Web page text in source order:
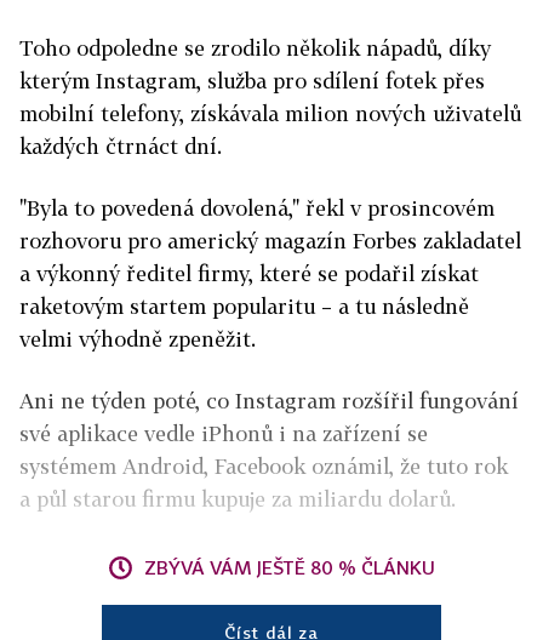
Toho odpoledne se zrodilo několik nápadů, díky
kterým Instagram, služba pro sdílení fotek přes
mobilní telefony, získávala milion nových uživatelů
každých čtrnáct dní.
"Byla to povedená dovolená," řekl v prosincovém
rozhovoru pro americký magazín Forbes zakladatel
a výkonný ředitel firmy, které se podařil získat
raketovým startem popularitu – a tu následně
velmi výhodně zpeněžit.
Ani ne týden poté, co Instagram rozšířil fungování
své aplikace vedle iPhonů i na zařízení se
systémem Android, Facebook oznámil, že tuto rok
a půl starou firmu kupuje za miliardu dolarů.
ZBÝVÁ VÁM JEŠTĚ 80 % ČLÁNKU
Číst dál za